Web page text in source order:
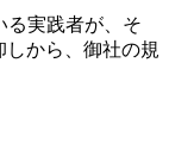
る実践者が、そ
から、御社の規